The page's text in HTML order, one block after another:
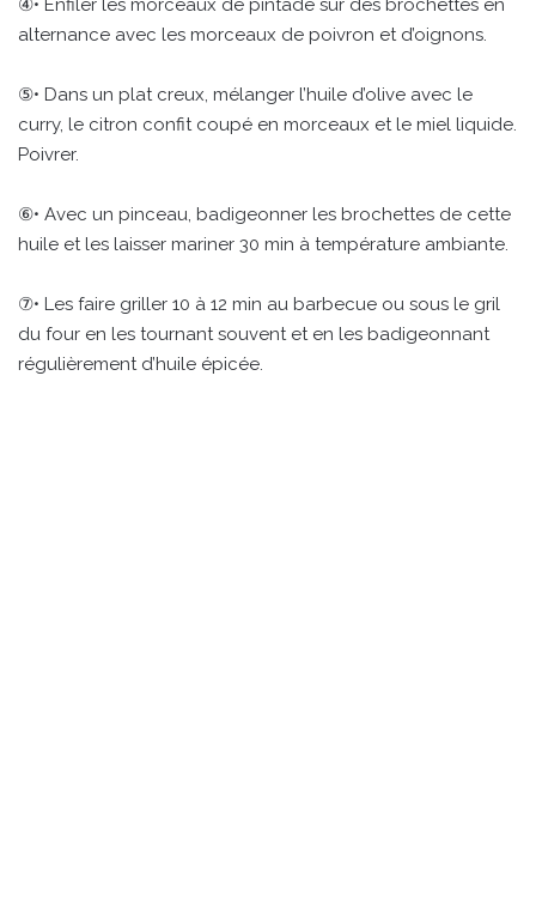
④• Enfiler les morceaux de pintade sur des brochettes en
alternance avec les morceaux de poivron et d’oignons.
⑤• Dans un plat creux, mélanger l’huile d’olive avec le
curry, le citron confit coupé en morceaux et le miel liquide.
Poivrer.
⑥• Avec un pinceau, badigeonner les brochettes de cette
huile et les laisser mariner 30 min à température ambiante.
⑦• Les faire griller 10 à 12 min au barbecue ou sous le gril
du four en les tournant souvent et en les badigeonnant
régulièrement d’huile épicée.